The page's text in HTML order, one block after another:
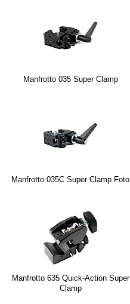
Manfrotto 035 Super Clamp
Manfrotto 035C Super Clamp Foto
Manfrotto 635 Quick-Action Super
Clamp